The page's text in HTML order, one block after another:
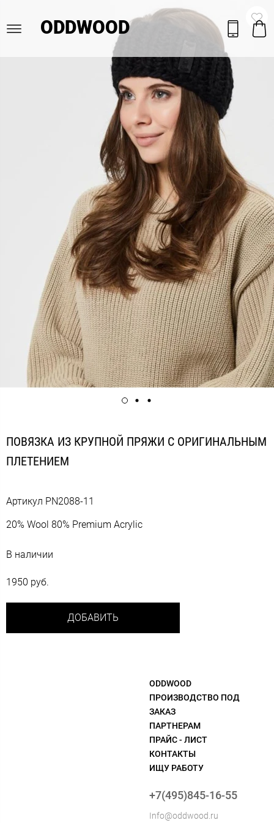
ODDWOOD
ПОВЯЗКА ИЗ КРУПНОЙ ПРЯЖИ С ОРИГИНАЛЬНЫМ
ПЛЕТЕНИЕМ
Артикул PN2088-11
20% Wool 80% Premium Acrylic
В наличии
1950 руб.
ДОБАВИТЬ
ODDWOOD
ПРОИЗВОДСТВО ПОД
ЗАКАЗ
ПАРТНЕРАМ
ПРАЙС - ЛИСТ
КОНТАКТЫ
ИЩУ РАБОТУ
+7(495)845-16-55
Info@oddwood.ru